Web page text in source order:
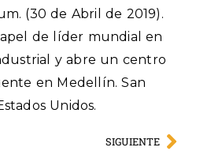
(30 de Abril de 2019).
de líder mundial en
y abre un centro
en Medellín. San
Unidos.
SIGUIENTE